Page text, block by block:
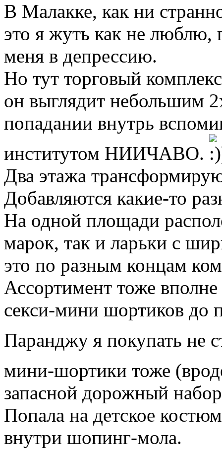
В Малакке, как ни
это я жуть как не люблю,
меня в депрессию.
Но тут торговый
он выглядит небольшим
попадании внутрь
институтом НИИЧАВО.
Два этажа
Добавляются какие-то
На одной площади
марок, так и ларьки с
это по разным концам
Ассортимент тоже
секси-мини шортиков до
Паранджу я покупать не
мини-шортики тоже
запасной дорожный
Попала на детское
внутри шопинг-мола.